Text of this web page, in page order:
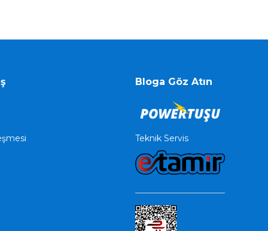
Bloga Göz Atın
Teknik Servis